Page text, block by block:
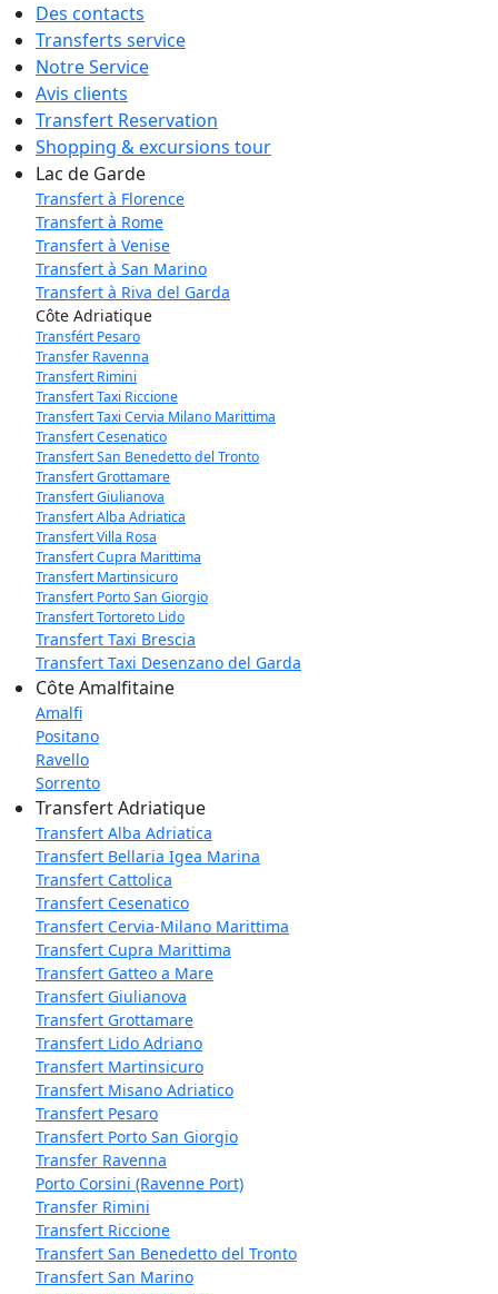
Des contacts
Transferts service
Notre Service
Avis clients
Transfert Reservation
Shopping & excursions tour
Lac de Garde
Transfert à Florence
Transfert à Rome
Transfert à Venise
Transfert à San Marino
Transfert à Riva del Garda
Côte Adriatique
Transfért Pesaro
Transfer Ravenna
Transfert Rimini
Transfert Taxi Riccione
Transfert Taxi Cervia Milano Marittima
Transfert Cesenatico
Transfert San Benedetto del Tronto
Transfert Grottamare
Transfert Giulianova
Transfert Alba Adriatica
Transfert Villa Rosa
Transfert Cupra Marittima
Transfert Martinsicuro
Transfert Porto San Giorgio
Transfert Tortoreto Lido
Transfert Taxi Brescia
Transfert Taxi Desenzano del Garda
Côte Amalfitaine
Amalfi
Positano
Ravello
Sorrento
Transfert Adriatique
Transfert Alba Adriatica
Transfert Bellaria Igea Marina
Transfert Cattolica
Transfert Cesenatico
Transfert Cervia-Milano Marittima
Transfert Cupra Marittima
Transfert Gatteo a Mare
Transfert Giulianova
Transfert Grottamare
Transfert Lido Adriano
Transfert Martinsicuro
Transfert Misano Adriatico
Transfert Pesaro
Transfert Porto San Giorgio
Transfer Ravenna
Porto Corsini (Ravenne Port)
Transfer Rimini
Transfert Riccione
Transfert San Benedetto del Tronto
Transfert San Marino